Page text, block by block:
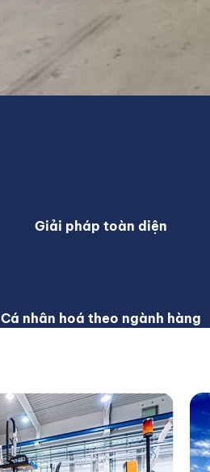
Giải pháp toàn diện
Cá nhân hoá theo ngành hàng